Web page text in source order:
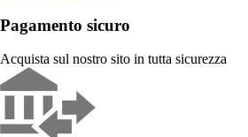
Pagamento sicuro
Acquista sul nostro sito in tutta sicurezza